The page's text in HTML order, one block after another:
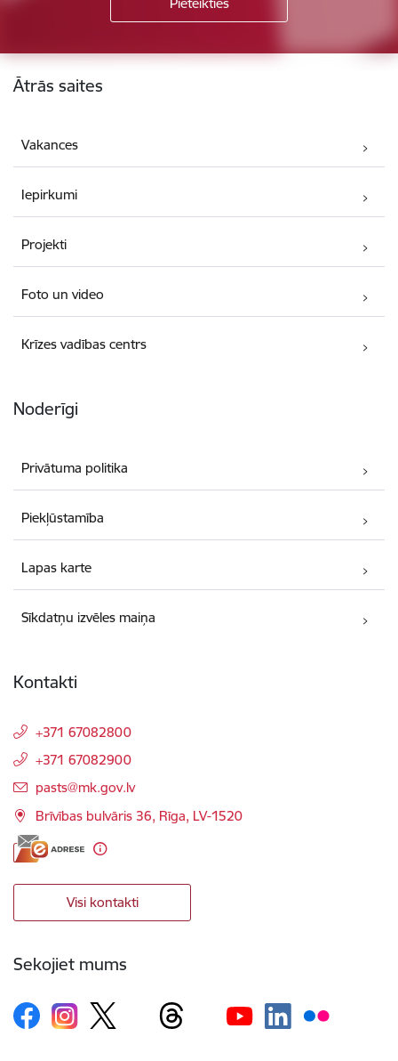
Kājene
Ātrās saites
Vakances
Iepirkumi
Projekti
Foto un video
Krīzes vadības centrs
Noderīgi
Privātuma politika
Piekļūstamība
Lapas karte
Sīkdatņu izvēles maiņa
Kontakti
+371 67082800
+371 67082900
E-pasts:
pasts@mk.gov.lv
Brīvības bulvāris 36, Rīga, LV-1520
Visi kontakti
Sekojiet mums